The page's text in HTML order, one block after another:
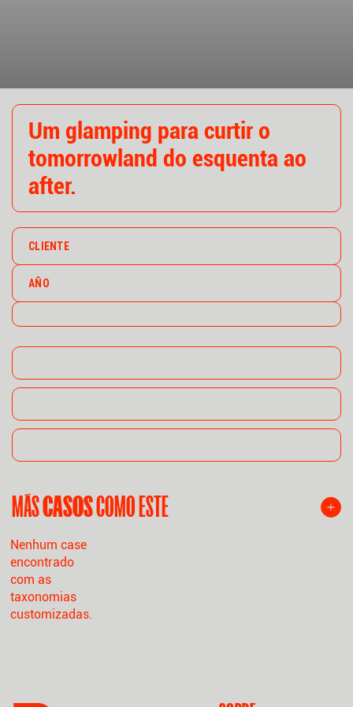
Um glamping para curtir o
tomorrowland do esquenta ao
after.
CLIENTE
AÑO
MÁSCASOSCOMO ESTE
Nenhum case
encontrado
com as
taxonomias
customizadas.